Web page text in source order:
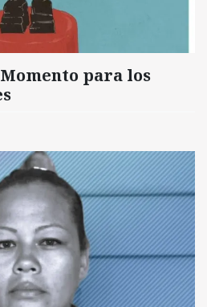
para los